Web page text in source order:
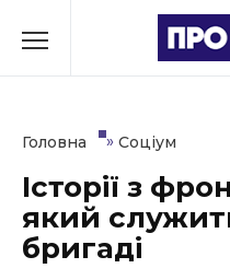
до
Культура
Освіта
Головна » Соціум
Історії з
який
бригаді